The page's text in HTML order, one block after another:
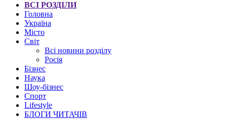
ВСІ РОЗДІЛИ
Головна
Україна
Місто
Світ
Всі новини розділу
Росія
Бізнес
Наука
Шоу-бізнес
Спорт
Lifestyle
БЛОГИ ЧИТАЧІВ